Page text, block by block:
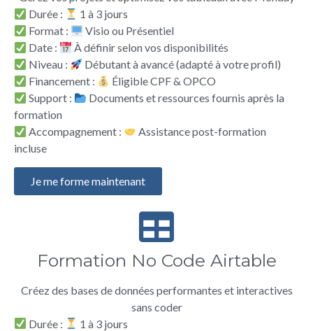
Durée :
1 à 3 jours
Format :
Visio ou Présentiel
Date :
À définir selon vos disponibilités
Niveau :
Débutant à avancé (adapté à votre profil)
Financement :
Éligible CPF & OPCO
Support :
Documents et ressources fournis après la
formation
Accompagnement :
Assistance post-formation
incluse
Je me forme maintenant
Formation No Code Airtable
Créez des bases de données performantes et interactives
sans coder
Durée :
1 à 3 jours